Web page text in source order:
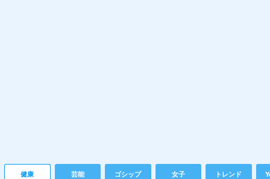
健康 芸能 ゴシップ 女子 トレンド